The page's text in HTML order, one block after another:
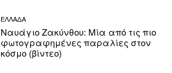
ΕΛΛΑΔΑ
Ναυάγιο Ζακύνθου: Μία από τις πιο
φωτογραφημένες παραλίες στον
κόσμο (βίντεο)